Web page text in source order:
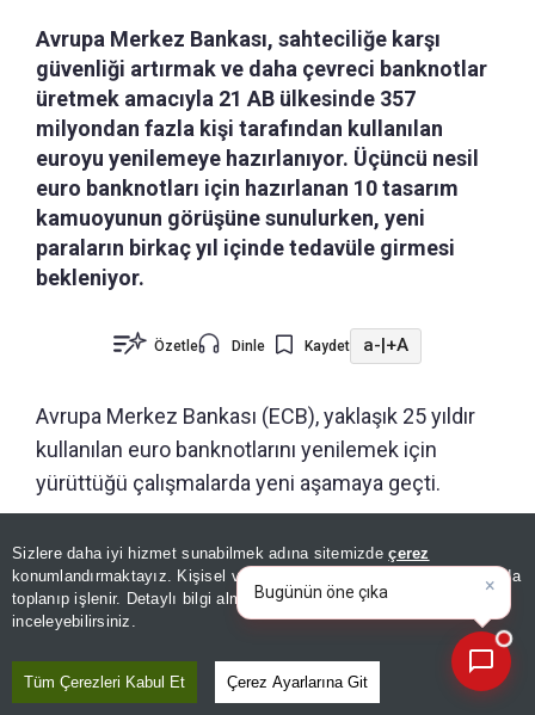
Sizlere daha iyi hizmet sunabilmek adına sitemizdeçerez
konumlandırmaktayız. Kişisel verileriniz, KVKK ve GDPR kapsamında
toplanıp işlenir. Detaylı bilgi almak içinAydınlatma Metnimizi
inceleyebilirsiniz.
Tüm Çerezleri Kabul Et Çerez Ayarlarına Git
Avrupa Merkez Bankası, sahteciliğe karşı
güvenliği artırmak ve daha çevreci banknotlar
üretmek amacıyla 21 AB ülkesinde 357
milyondan fazla kişi tarafından kullanılan
euroyu yenilemeye hazırlanıyor. Üçüncü nesil
euro banknotları için hazırlanan 10 tasarım
kamuoyunun görüşüne sunulurken, yeni
paraların birkaç yıl içinde tedavüle girmesi
bekleniyor.
Özetle Dinle Kaydet a- +A
Avrupa Merkez Bankası (ECB), yaklaşık 25 yıldır
kullanılan euro banknotlarını yenilemek için
yürüttüğü çalışmalarda yeni aşamaya geçti.
çevresel maliyetleri azaltmak ve banknotları daha
kapsayıcı hâle getirmek amacıyla üçüncü nesil
euro banknotları için hazırlanan 10 farklı tasarım
önerisini kamuoyunun değerlendirmesine açtı.
×
Bugünün öne çıkan manşetleri
ve gelişmeleri neler?